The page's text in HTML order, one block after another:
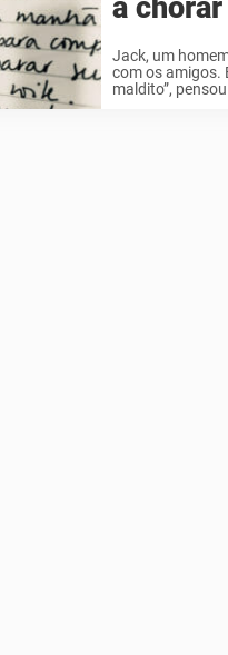
a chorar
Jack, um
com os amigos.
maldito”,